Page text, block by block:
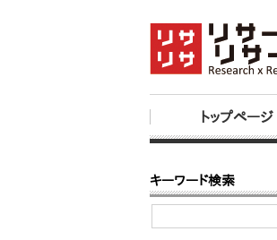
トップページ
キーワード検索